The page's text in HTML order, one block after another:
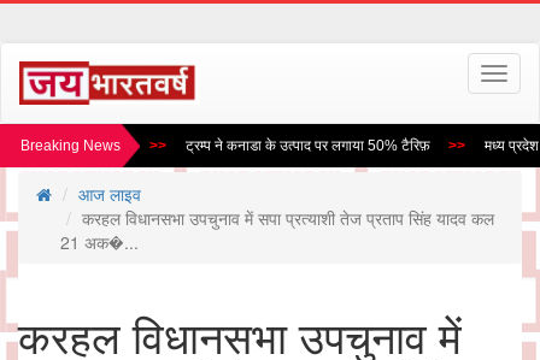
Breaking News
विंध्य एक्सप्रेस वे ट्रम्प ने कनाडा के उत्पाद पर लगाया 50% टैरिफ़ मध्य प्रदेश
आज लाइव
करहल विधानसभा उपचुनाव में सपा प्रत्याशी तेज प्रताप सिंह यादव कल
21 अक�...
करहल विधानसभा उपचुनाव में